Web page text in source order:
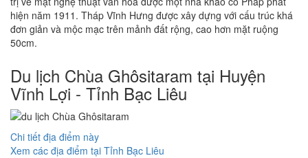
hiện năm 1911. Tháp Vĩnh Hưng được xây dựng với cấu trúc khá
đơn giản và mộc mạc trên mảnh đất rộng, cao hơn mặt ruộng
50cm.
Du lịch Chùa Ghôsitaram tại Huyện
Vĩnh Lợi - Tỉnh Bạc Liêu
Chi tiết địa điểm này
Xem các địa điểm tại Tỉnh Bạc Liêu